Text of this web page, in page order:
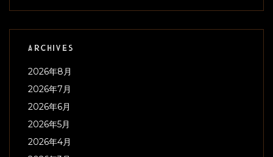
ARCHIVES
2026年8月
2026年7月
2026年6月
2026年5月
2026年4月